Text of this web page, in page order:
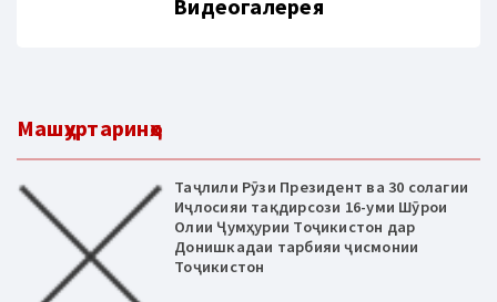
Видеогалерея
Машҳуртаринҳо
Таҷлили Рӯзи Президент ва 30 солагии
Иҷлосияи тақдирсози 16-уми Шӯрои
Олии Ҷумҳурии Тоҷикистон дар
Донишкадаи тарбияи ҷисмонии
Тоҷикистон